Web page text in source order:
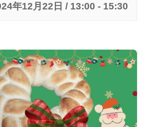
年12月22日 / 13:00 - 15:30